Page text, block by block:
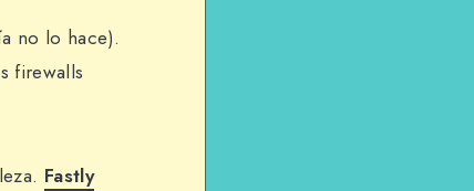
no lo hace).
firewalls
Fastly